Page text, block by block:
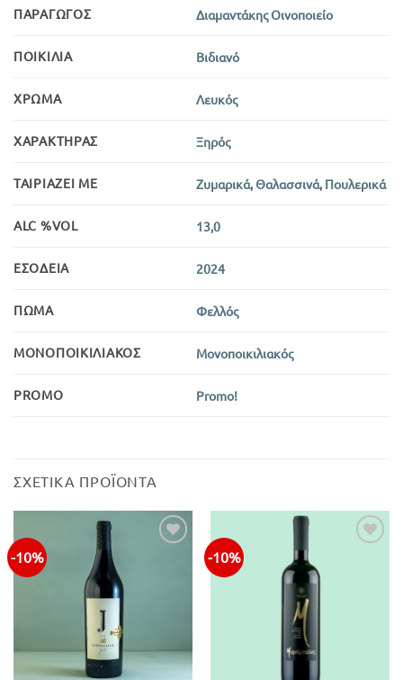
ΠΑΡΑΓΩΓΌΣ Διαμαντάκης Οινοποιείο
ΠΟΙΚΙΛΊΑ Βιδιανό
ΧΡΏΜΑ Λευκός
ΧΑΡΑΚΤΉΡΑΣ Ξηρός
ΤΑΙΡΙΆΖΕΙ ΜΕ Ζυμαρικά,Θαλασσινά, Πουλερικά
ALC %VOL 13,0
ΕΣΟΔΕΊΑ 2024
ΠΏΜΑ Φελλός
ΜΟΝΟΠΟΙΚΙΛΙΑΚΌΣ Μονοποικιλιακός
PROMO Promo!
ΣΧΕΤΙΚΆ ΠΡΟΪΌΝΤΑ
-10% -10%